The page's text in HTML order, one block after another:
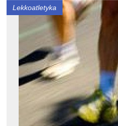
Lekkoatletyka